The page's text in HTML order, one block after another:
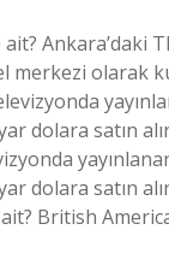
ait? Ankara’daki
merkezi olarak
dolara satın
dolara satın
British